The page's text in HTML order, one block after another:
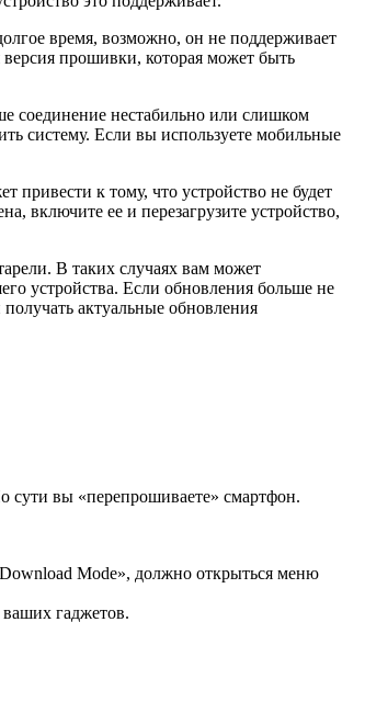
время, возможно, он не поддерживает
версия прошивки, которая может быть
соединение нестабильно или слишком
систему. Если вы используете мобильные
привести к тому, что устройство не будет
включите ее и перезагрузите устройство,
В таких случаях вам может
устройства. Если обновления больше не
актуальные обновления
вы «перепрошиваете» смартфон.
Mode», должно открыться меню
гаджетов.